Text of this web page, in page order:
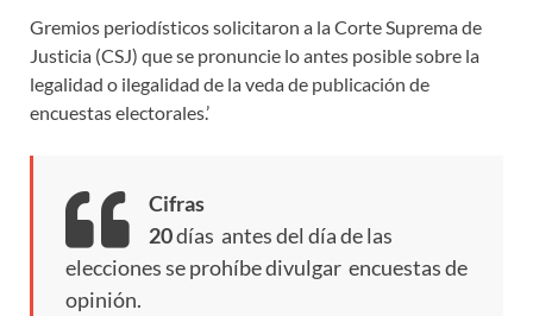
Gremios periodísticos solicitaron a la Corte Suprema de
Justicia (CSJ) que se pronuncie lo antes posible sobre la
legalidad o ilegalidad de la veda de publicación de
encuestas electorales.’
Cifras
20días antes del día de las
elecciones se prohíbe divulgar encuestas de
opinión.